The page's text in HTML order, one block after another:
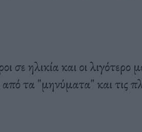
σε ηλικία και οι λιγότερο
από τα "μηνύματα" και τις